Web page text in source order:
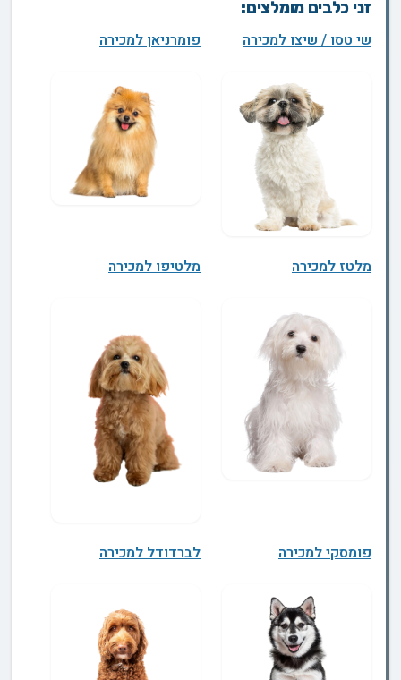
זני כלבים מומלצים:
שי טסו / שיצו למכירה פומרניאן למכירה
מלטז למכירה מלטיפו למכירה
פומסקי למכירה לברדודל למכירה